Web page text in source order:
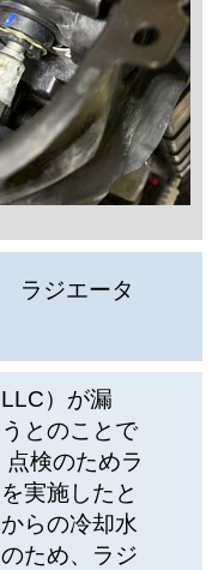
ラジエータ
）が漏
とのことで
検のためラ
実施したと
らの冷却水
ため、ラジ